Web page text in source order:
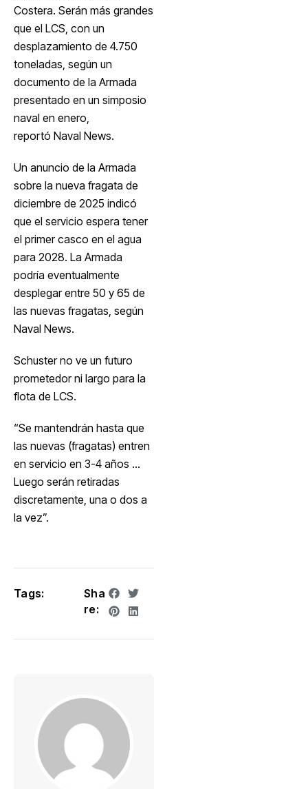
Costera. Serán más grandes
que el LCS, con un
desplazamiento de 4.750
toneladas, según un
documento de la Armada
presentado en un simposio
naval en enero,
reportó Naval News.
Un anuncio de la Armada
sobre la nueva fragata de
diciembre de 2025 indicó
que el servicio espera tener
el primer casco en el agua
para 2028. La Armada
podría eventualmente
desplegar entre 50 y 65 de
las nuevas fragatas, según
Naval News.
Schuster no ve un futuro
prometedor ni largo para la
flota de LCS.
“Se mantendrán hasta que
las nuevas (fragatas) entren
en servicio en 3-4 años …
Luego serán retiradas
discretamente, una o dos a
la vez”.
Tags:
Sha
re: